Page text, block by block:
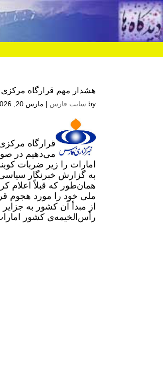
هشدار مهم قرارگاه مرکزی
by سایت فارس | مارس 20, 2026 9:11 ب.ظ
قرارگاه
می‌دهیم در
امارات را زیر ضربات
به گزارش خبرنگار
همان‌طور که قبلاً اعلام
ملی خود را مورد هجوم
از مبدأ آن کشور به
رأس‌الخیمه‌ی کشور